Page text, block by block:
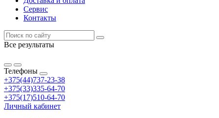
Сервис
Контакты
Все результаты
Телефоны
+375(44)737-23-38
+375(33)335-64-70
+375(17)510-64-70
Личный кабинет